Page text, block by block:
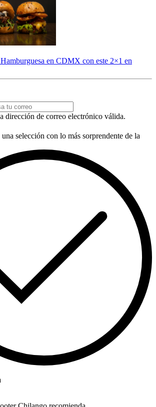
en CDMX con este 2×1 en
dirección de correo electrónico válida.
selección con lo más sorprendente de la